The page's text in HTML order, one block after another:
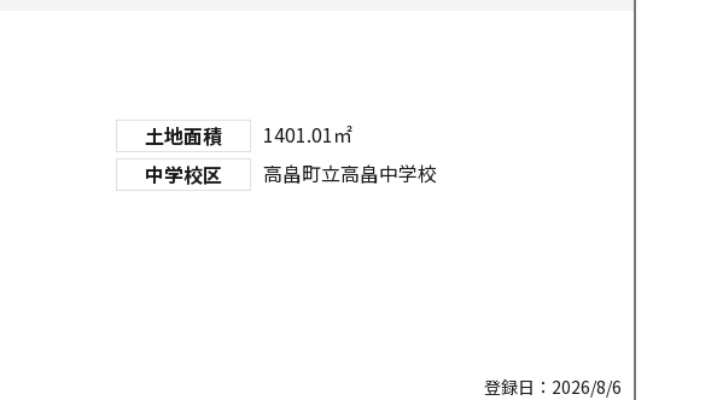
土地面積
1401.01㎡
中学校区 高畠町立高畠中学校
登録日：2026/8/6